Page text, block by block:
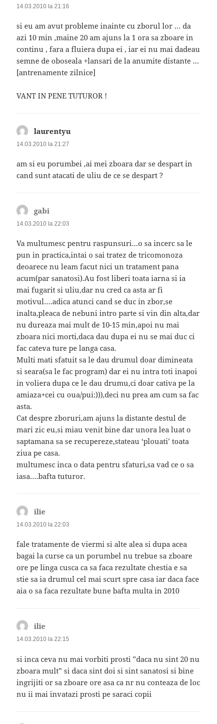
14.03.2010 la 21:16
si eu am avut probleme inainte cu zborul lor … da
azi 10 min ,maine 20 am ajuns la 1 ora sa zboare in
continu , fara a fluiera dupa ei , iar ei nu mai dadeau
semne de oboseala +lansari de la anumite distante …
[antrenamente zilnice]
VANT IN PENE TUTUROR !
laurentyu
14.03.2010 la 21:27
am si eu porumbei ,ai mei zboara dar se despart in
cand sunt atacati de uliu de ce se despart ?
gabi
14.03.2010 la 22:03
Va multumesc pentru raspunsuri…o sa incerc sa le
pun in practica,intai o sai tratez de tricomonoza
deoarece nu leam facut nici un tratament pana
acum(par sanatosi).Au fost liberi toata iarna si ia
mai fugarit si uliu,dar nu cred ca asta ar fi
motivul….adica atunci cand se duc in zbor,se
inalta,pleaca de nebuni intro parte si vin din alta,dar
nu dureaza mai mult de 10-15 min,apoi nu mai
zboara nici morti,daca dau dupa ei nu se mai duc ci
fac cateva ture pe langa casa.
Multi mati sfatuit sa le dau drumul doar dimineata
si seara(sa le fac program) dar ei nu intra toti inapoi
in voliera dupa ce le dau drumu,ci doar cativa pe la
amiaza+cei cu oua/pui:))),deci nu prea am cum sa fac
asta.
Cat despre zboruri,am ajuns la distante destul de
mari zic eu,si miau venit bine dar unora lea luat o
saptamana sa se recupereze,stateau ‘plouati’ toata
ziua pe casa.
multumesc inca o data pentru sfaturi,sa vad ce o sa
iasa….bafta tuturor.
ilie
14.03.2010 la 22:03
fale tratamente de viermi si alte alea si dupa acea
bagai la curse ca un porumbel nu trebue sa zboare
ore pe linga cusca ca sa faca rezultate chestia e sa
stie sa ia drumul cel mai scurt spre casa iar daca face
aia o sa faca rezultate bune bafta multa in 2010
ilie
14.03.2010 la 22:15
si inca ceva nu mai vorbiti prosti ”daca nu sint 20 nu
zboara mult” si daca sint doi si sint sanatosi si bine
ingrijiti or sa zboare ore asa ca nr nu conteaza de loc
nu ii mai invatazi prosti pe saraci copii